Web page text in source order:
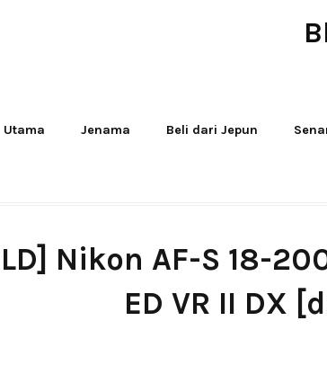
Utama Jenama Beli dari Jepun
Nikon AF-S 18-
ED VR II DX